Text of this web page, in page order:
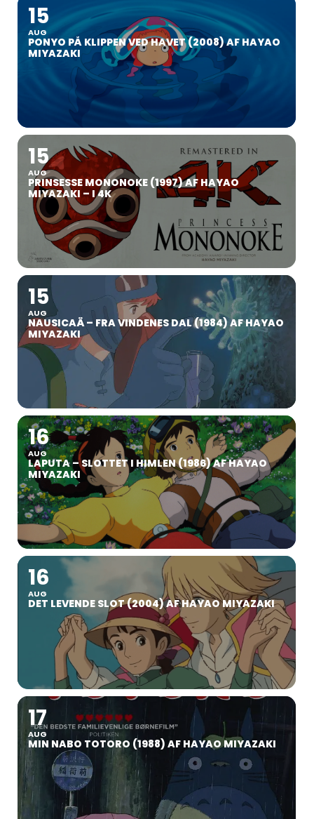
15
AUG
PONYO PÅ KLIPPEN VED HAVET (2008) AF HAYAO
MIYAZAKI
15
AUG
PRINSESSE MONONOKE (1997) AF HAYAO
MIYAZAKI – I 4K
15
AUG
NAUSICAÄ – FRA VINDENES DAL (1984) AF HAYAO
MIYAZAKI
16
AUG
LAPUTA – SLOTTET I HIMLEN (1986) AF HAYAO
MIYAZAKI
16
AUG
DET LEVENDE SLOT (2004) AF HAYAO MIYAZAKI
17
AUG
MIN NABO TOTORO (1988) AF HAYAO MIYAZAKI